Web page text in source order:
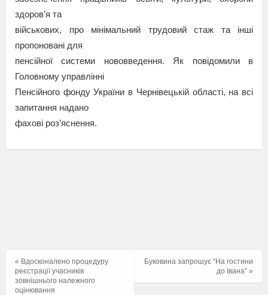
здоров’я та
військових, про мінімальний трудовий стаж та інші
пропоновані для
пенсійної системи нововведення. Як повідомили в
Головному управлінні
Пенсійного фонду України в Чернівецькій області, на всі
запитання надано
фахові роз’яснення.
Буковина запрошує “На гостини
до Івана” »
« Вдосконалено процедуру
реєстрації учасників
зовнішнього належного
оцінювання